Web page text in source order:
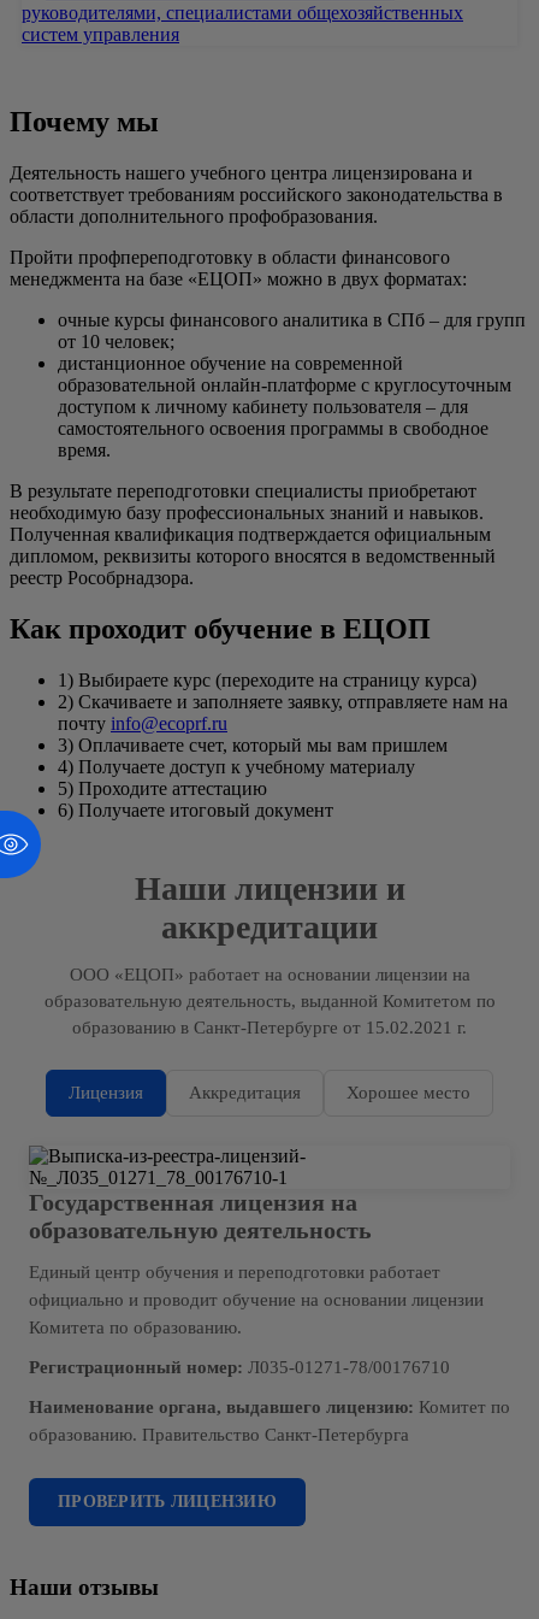
руководителями, специалистами общехозяйственных
систем управления
Почему мы
Деятельность нашего учебного центра лицензирована и
соответствует требованиям российского законодательства в
области дополнительного профобразования.
Пройти профпереподготовку в области финансового
менеджмента на базе «ЕЦОП» можно в двух форматах:
очные курсы финансового аналитика в СПб – для групп
от 10 человек;
дистанционное обучение на современной
образовательной онлайн-платформе с круглосуточным
доступом к личному кабинету пользователя – для
самостоятельного освоения программы в свободное
время.
В результате переподготовки специалисты приобретают
необходимую базу профессиональных знаний и навыков.
Полученная квалификация подтверждается официальным
дипломом, реквизиты которого вносятся в ведомственный
реестр Рособрнадзора.
Как проходит обучение в ЕЦОП
1) Выбираете курс (переходите на страницу курса)
2) Скачиваете и заполняете заявку, отправляете нам на
почту info@ecoprf.ru
3) Оплачиваете счет, который мы вам пришлем
4) Получаете доступ к учебному материалу
5) Проходите аттестацию
6) Получаете итоговый документ
Наши лицензии и
аккредитации
ООО «ЕЦОП» работает на основании лицензии на
образовательную деятельность, выданной Комитетом по
образованию в Санкт-Петербурге от 15.02.2021 г.
Лицензия Аккредитация Хорошее место
Государственная лицензия на
образовательную деятельность
Единый центр обучения и переподготовки работает
официально и проводит обучение на основании лицензии
Комитета по образованию.
Регистрационный номер: Л035-01271-78/00176710
Наименование органа, выдавшего лицензию: Комитет по
образованию. Правительство Санкт-Петербурга
ПРОВЕРИТЬ ЛИЦЕНЗИЮ
Наши отзывы